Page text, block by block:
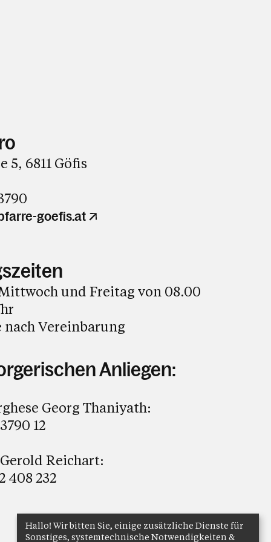
5, 6811 Göfis
goefis.at
und Freitag von 08.00
nach Vereinbarung
Anliegen:
Georg Thaniyath:
12
Reichart:
408 232
Hallo! Wir bitten Sie, einige zusätzliche Dienste für
Sonstiges, systemtechnische Notwendigkeiten &